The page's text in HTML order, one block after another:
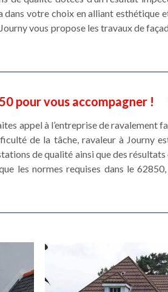
votre choix en alliant esthétique
vous propose les travaux de
pour vous accompagner !
appel à l’entreprise de ravalement
de la tâche, ravaleur à Journy
de qualité ainsi que des
les normes requises dans le